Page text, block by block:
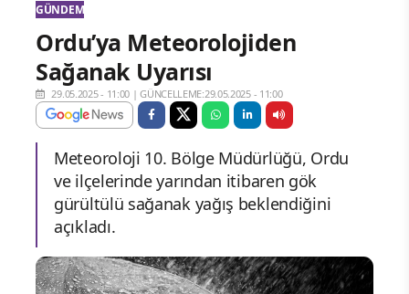
GÜNDEM
Ordu’ya Meteorolojiden
Sağanak Uyarısı
29.05.2025 - 11:00 |GÜNCELLEME:29.05.2025 - 11:00
Meteoroloji 10. Bölge Müdürlüğü, Ordu
ve ilçelerinde yarından itibaren gök
gürültülü sağanak yağış beklendiğini
açıkladı.